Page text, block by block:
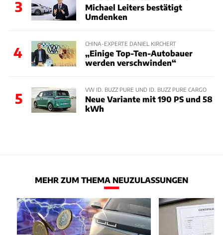
3
Michael Leiters bestätigt
Umdenken
4
CHINA-EXPERTE DANIEL KIRCHERT
„Einige Top-Ten-Autobauer
werden verschwinden“
5
VW ID. BUZZ PURE UND ID. BUZZ PURE CARGO
Neue Variante mit 190 PS und 58
kWh
MEHR ZUM THEMA NEUZULASSUNGEN